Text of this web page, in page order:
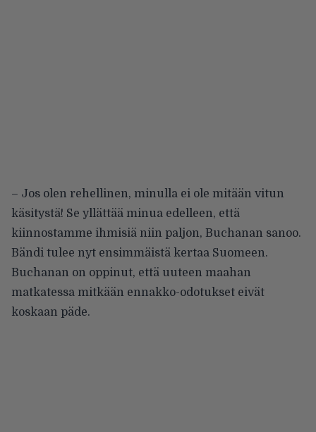
– Jos olen rehellinen, minulla ei ole mitään vitun
käsitystä! Se yllättää minua edelleen, että
kiinnostamme ihmisiä niin paljon, Buchanan sanoo.
Bändi tulee nyt ensimmäistä kertaa Suomeen.
Buchanan on oppinut, että uuteen maahan
matkatessa mitkään ennakko-odotukset eivät
koskaan päde.